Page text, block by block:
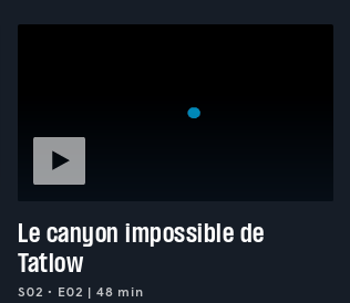
Le canyon impossible de
Tatlow
S02 • E02 | 48 min